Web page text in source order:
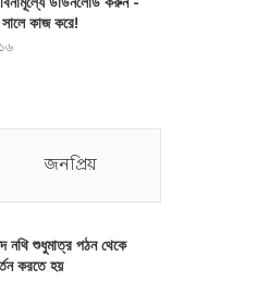
কাজ করে!
জনপ্রিয়
নথি শুধুমাত্র পঠন থেকে
করতে হয়